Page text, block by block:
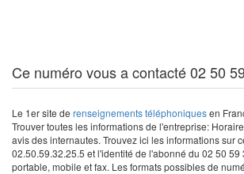
Ce numéro vous a contacté 02 50
Le 1er site de renseignements téléphoniquesen
Trouver toutes les informations de l'entreprise:
avis des internautes. Trouvez ici les informations sur
02.50.59.32.25.5 et l'identité de l'abonné du 02 50 59
portable, mobile et fax. Les formats possibles de